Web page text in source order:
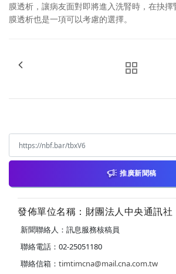
膜透析，讓病友面對即將進入洗腎時，在抉
膜透析也是一項可以考慮的選擇。
推廣新聞稿
發佈單位名稱：財團法人中央通訊社
新聞聯絡人：訊息服務核稿員
聯絡電話：02-25051180
聯絡信箱： timtimcna@mail.cna.com.tw